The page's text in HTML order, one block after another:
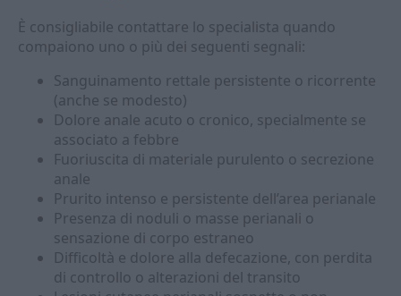
È consigliabile contattare lo specialista quando
compaiono uno o più dei seguenti segnali:
Sanguinamento rettale persistente o ricorrente
(anche se modesto)
Dolore anale acuto o cronico, specialmente se
associato a febbre
Fuoriuscita di materiale purulento o secrezione
anale
Prurito intenso e persistente dell’area perianale
Presenza di noduli o masse perianali o
sensazione di corpo estraneo
Difficoltà e dolore alla defecazione, con perdita
di controllo o alterazioni del transito